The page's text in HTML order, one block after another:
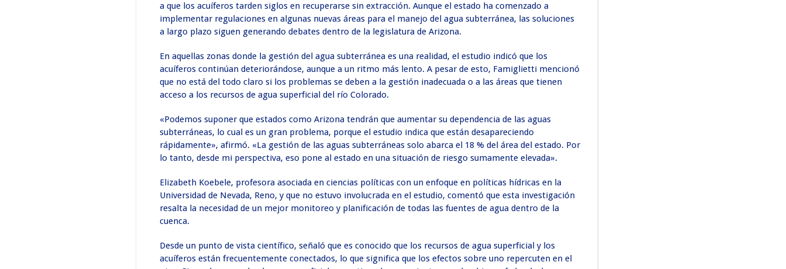
a que los acuíferos tarden siglos en recuperarse sin extracción. Aunque el estado ha comenzado a
implementar regulaciones en algunas nuevas áreas para el manejo del agua subterránea, las soluciones
a largo plazo siguen generando debates dentro de la legislatura de Arizona.
En aquellas zonas donde la gestión del agua subterránea es una realidad, el estudio indicó que los
acuíferos continúan deteriorándose, aunque a un ritmo más lento. A pesar de esto, Famiglietti mencionó
que no está del todo claro si los problemas se deben a la gestión inadecuada o a las áreas que tienen
acceso a los recursos de agua superficial del río Colorado.
«Podemos suponer que estados como Arizona tendrán que aumentar su dependencia de las aguas
subterráneas, lo cual es un gran problema, porque el estudio indica que están desapareciendo
rápidamente», afirmó. «La gestión de las aguas subterráneas solo abarca el 18 % del área del estado. Por
lo tanto, desde mi perspectiva, eso pone al estado en una situación de riesgo sumamente elevada».
Elizabeth Koebele, profesora asociada en ciencias políticas con un enfoque en políticas hídricas en la
Universidad de Nevada, Reno, y que no estuvo involucrada en el estudio, comentó que esta investigación
resalta la necesidad de un mejor monitoreo y planificación de todas las fuentes de agua dentro de la
cuenca.
Desde un punto de vista científico, señaló que es conocido que los recursos de agua superficial y los
acuíferos están frecuentemente conectados, lo que significa que los efectos sobre uno repercuten en el